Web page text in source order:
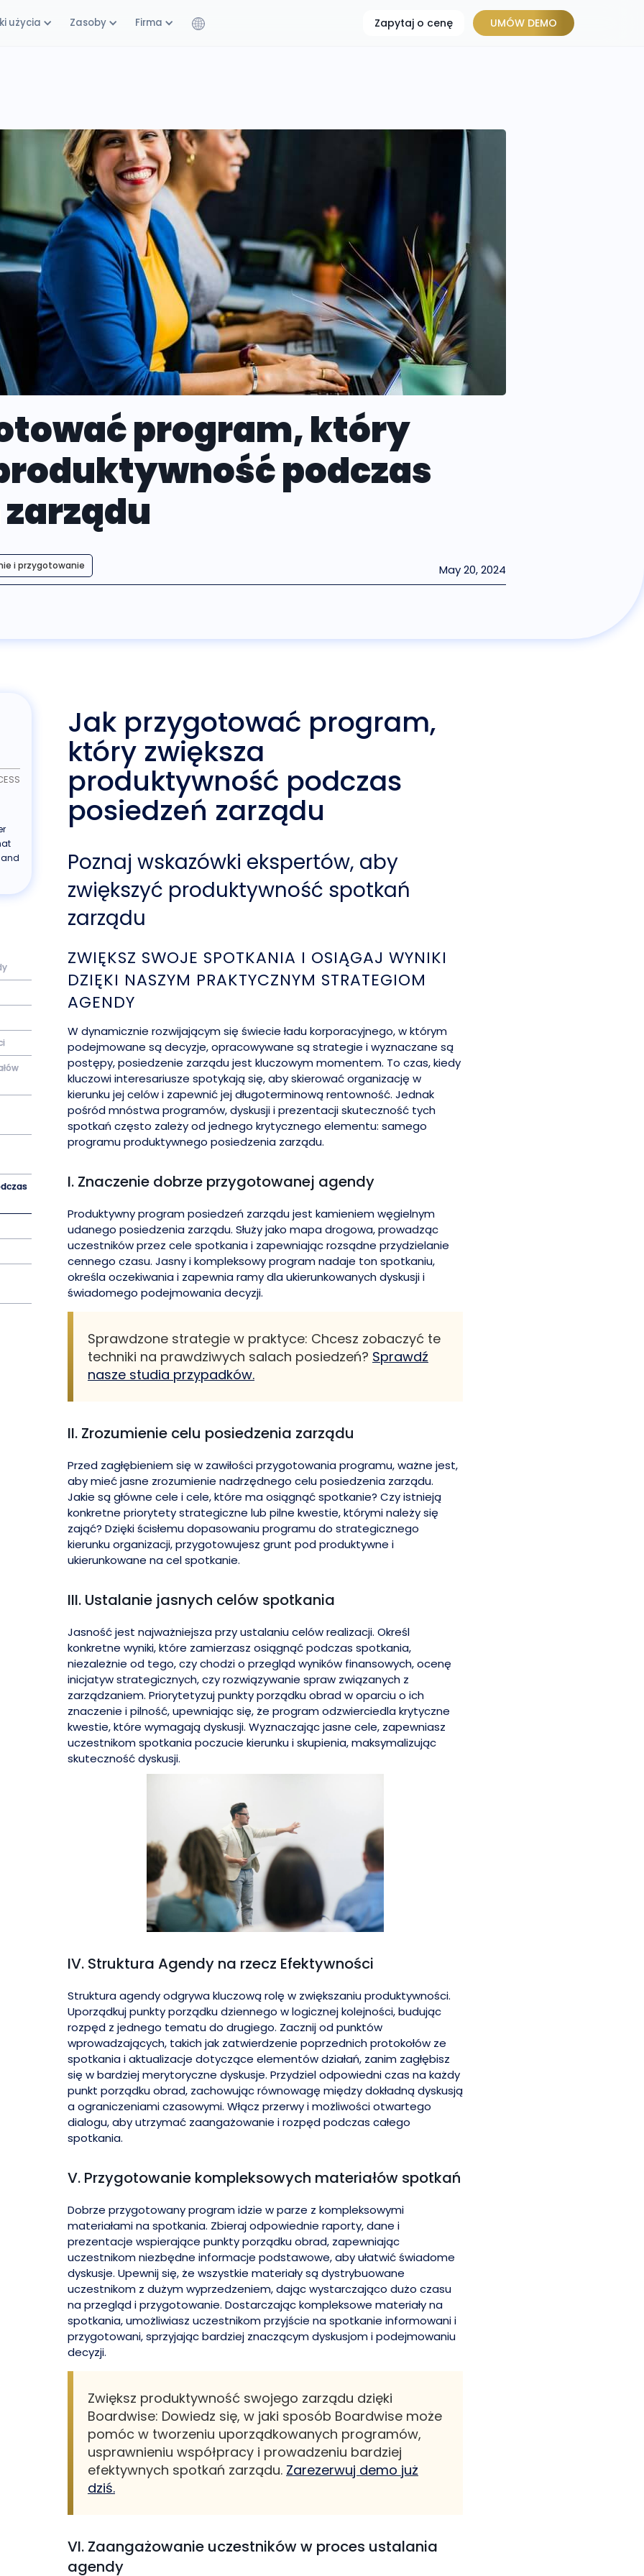
użycia Zasoby Firma Zapytaj o cenę UMÓW DEMO
program, który
podczas
i przygotowanie May 20, 2024
Jak przygotować program,
który zwiększa
produktywność podczas
posiedzeń zarządu
Poznaj wskazówki ekspertów, aby
zwiększyć produktywność spotkań
zarządu
ZWIĘKSZ SWOJE SPOTKANIA I OSIĄGAJ WYNIKI
DZIĘKI NASZYM PRAKTYCZNYM STRATEGIOM
AGENDY
W dynamicznie rozwijającym się świecie ładu korporacyjnego, w którym
podejmowane są decyzje, opracowywane są strategie i wyznaczane są
postępy, posiedzenie zarządu jest kluczowym momentem. To czas, kiedy
kluczowi interesariusze spotykają się, aby skierować organizację w
kierunku jej celów i zapewnić jej długoterminową rentowność. Jednak
pośród mnóstwa programów, dyskusji i prezentacji skuteczność tych
spotkań często zależy od jednego krytycznego elementu: samego
programu produktywnego posiedzenia zarządu.
I. Znaczenie dobrze przygotowanej agendy
Produktywny program posiedzeń zarządu jest kamieniem węgielnym
udanego posiedzenia zarządu. Służy jako mapa drogowa, prowadząc
uczestników przez cele spotkania i zapewniając rozsądne przydzielanie
cennego czasu. Jasny i kompleksowy program nadaje ton spotkaniu,
określa oczekiwania i zapewnia ramy dla ukierunkowanych dyskusji i
świadomego podejmowania decyzji.
Sprawdzone strategie w praktyce: Chcesz zobaczyć te
techniki na prawdziwych salach posiedzeń? Sprawdź
nasze studia przypadków.
II. Zrozumienie celu posiedzenia zarządu
Przed zagłębieniem się w zawiłości przygotowania programu, ważne jest,
aby mieć jasne zrozumienie nadrzędnego celu posiedzenia zarządu.
Jakie są główne cele i cele, które ma osiągnąć spotkanie? Czy istnieją
konkretne priorytety strategiczne lub pilne kwestie, którymi należy się
zająć? Dzięki ścisłemu dopasowaniu programu do strategicznego
kierunku organizacji, przygotowujesz grunt pod produktywne i
ukierunkowane na cel spotkanie.
III. Ustalanie jasnych celów spotkania
Jasność jest najważniejsza przy ustalaniu celów realizacji. Określ
konkretne wyniki, które zamierzasz osiągnąć podczas spotkania,
niezależnie od tego, czy chodzi o przegląd wyników finansowych, ocenę
inicjatyw strategicznych, czy rozwiązywanie spraw związanych z
zarządzaniem. Priorytetyzuj punkty porządku obrad w oparciu o ich
znaczenie i pilność, upewniając się, że program odzwierciedla krytyczne
kwestie, które wymagają dyskusji. Wyznaczając jasne cele, zapewniasz
uczestnikom spotkania poczucie kierunku i skupienia, maksymalizując
skuteczność dyskusji.
IV. Struktura Agendy na rzecz Efektywności
Struktura agendy odgrywa kluczową rolę w zwiększaniu produktywności.
Uporządkuj punkty porządku dziennego w logicznej kolejności, budując
rozpęd z jednego tematu do drugiego. Zacznij od punktów
wprowadzających, takich jak zatwierdzenie poprzednich protokołów ze
spotkania i aktualizacje dotyczące elementów działań, zanim zagłębisz
się w bardziej merytoryczne dyskusje. Przydziel odpowiedni czas na każdy
punkt porządku obrad, zachowując równowagę między dokładną dyskusją
a ograniczeniami czasowymi. Włącz przerwy i możliwości otwartego
dialogu, aby utrzymać zaangażowanie i rozpęd podczas całego
spotkania.
V. Przygotowanie kompleksowych materiałów spotkań
Dobrze przygotowany program idzie w parze z kompleksowymi
materiałami na spotkania. Zbieraj odpowiednie raporty, dane i
prezentacje wspierające punkty porządku obrad, zapewniając
uczestnikom niezbędne informacje podstawowe, aby ułatwić świadome
dyskusje. Upewnij się, że wszystkie materiały są dystrybuowane
uczestnikom z dużym wyprzedzeniem, dając wystarczająco dużo czasu
na przegląd i przygotowanie. Dostarczając kompleksowe materiały na
spotkania, umożliwiasz uczestnikom przyjście na spotkanie informowani i
przygotowani, sprzyjając bardziej znaczącym dyskusjom i podejmowaniu
decyzji.
Zwiększ produktywność swojego zarządu dzięki
Boardwise: Dowiedz się, w jaki sposób Boardwise może
pomóc w tworzeniu uporządkowanych programów,
usprawnieniu współpracy i prowadzeniu bardziej
efektywnych spotkań zarządu. Zarezerwuj demo już
dziś.
VI. Zaangażowanie uczestników w proces ustalania
agendy